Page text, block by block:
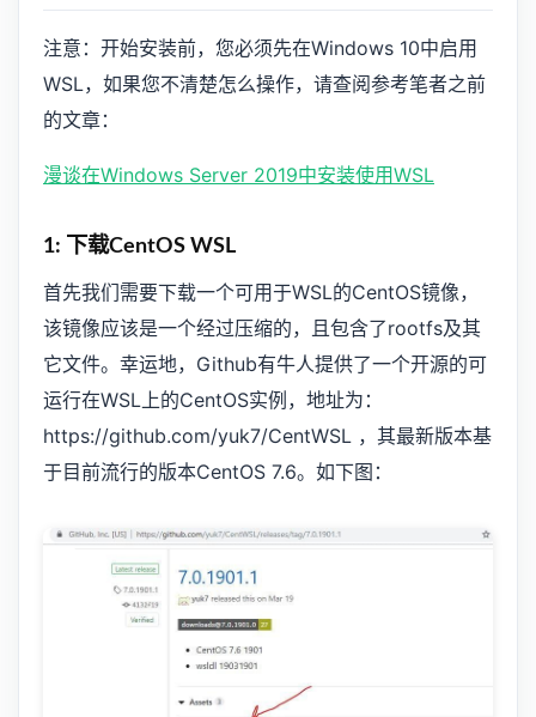
注意：开始安装前，您必须先在Windows 10中启用
WSL，如果您不清楚怎么操作，请查阅参考笔者之前
的文章：
漫谈在Windows Server 2019中安装使用WSL
1: 下载CentOS WSL
首先我们需要下载一个可用于WSL的CentOS镜像，
该镜像应该是一个经过压缩的，且包含了rootfs及其
它文件。幸运地，Github有牛人提供了一个开源的可
运行在WSL上的CentOS实例，地址为：
https://github.com/yuk7/CentWSL ，其最新版本基
于目前流行的版本CentOS 7.6。如下图：